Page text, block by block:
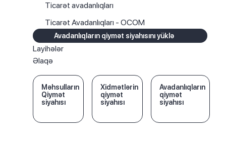
Ticarət avadanlıqları
Ticarət Avadanlıqları - OCOM
Avadanlıqların qiymət siyahısını yüklə
Layihələr
Əlaqə
Məhsulların
Qiymət
siyahısı
Xidmətlərin
qiymət
siyahısı
Avadanlıqların
qiymət
siyahısı